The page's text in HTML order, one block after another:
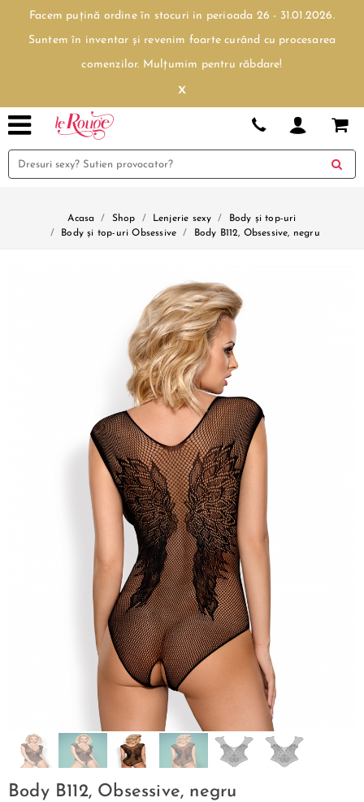
Facem puțină ordine în stocuri in perioada 26 - 31.01.2026.
Suntem în inventar și revenim foarte curând cu procesarea
comenzilor. Mulțumim pentru răbdare!
x
Acasa Shop Lenjerie sexy
Body și top-uri
Body și top-uri Obsessive
Body B112, Obsessive, negru
Body B112, Obsessive, negru